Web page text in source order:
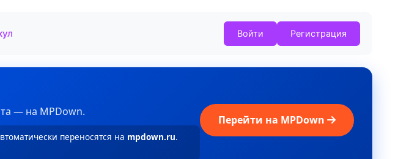
Войти Регистрация
— на MPDown.
переносятся на mpdown.ru.
Перейти на MPDown